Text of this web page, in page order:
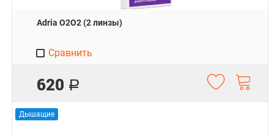
Adria O2O2 (2 линзы)
620 Р
Сравнить
Дышащие